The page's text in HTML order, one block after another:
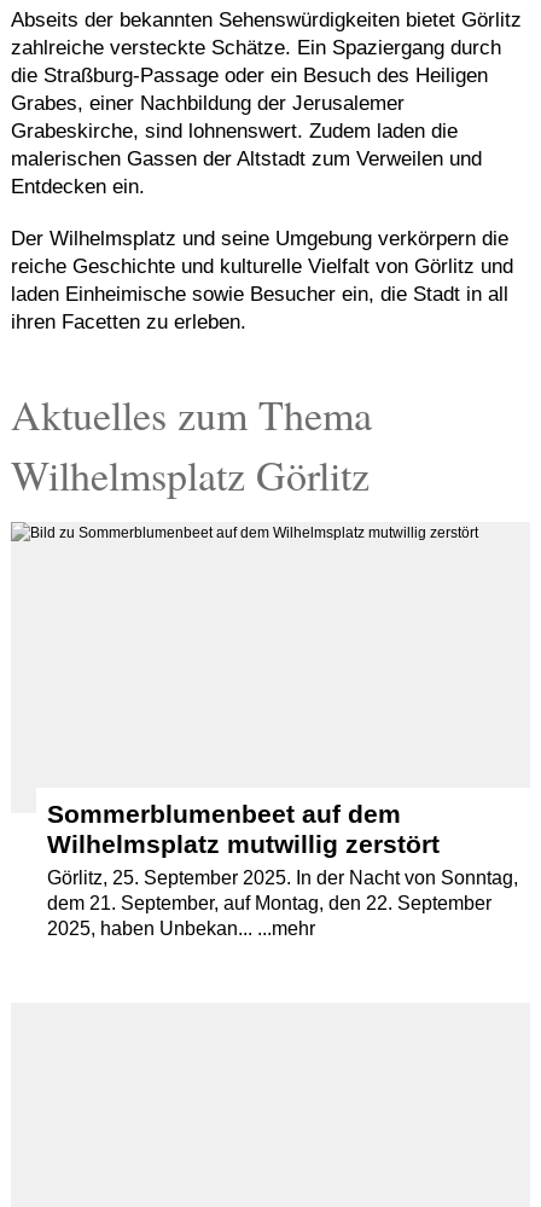
Abseits der bekannten Sehenswürdigkeiten bietet Görlitz
zahlreiche versteckte Schätze. Ein Spaziergang durch
die Straßburg-Passage oder ein Besuch des Heiligen
Grabes, einer Nachbildung der Jerusalemer
Grabeskirche, sind lohnenswert. Zudem laden die
malerischen Gassen der Altstadt zum Verweilen und
Entdecken ein.
Der Wilhelmsplatz und seine Umgebung verkörpern die
reiche Geschichte und kulturelle Vielfalt von Görlitz und
laden Einheimische sowie Besucher ein, die Stadt in all
ihren Facetten zu erleben.
Aktuelles zum Thema
Wilhelmsplatz Görlitz
Sommerblumenbeet auf dem
Wilhelmsplatz mutwillig zerstört
Görlitz, 25. September 2025. In der Nacht von Sonntag,
dem 21. September, auf Montag, den 22. September
2025, haben Unbekan... ...mehr